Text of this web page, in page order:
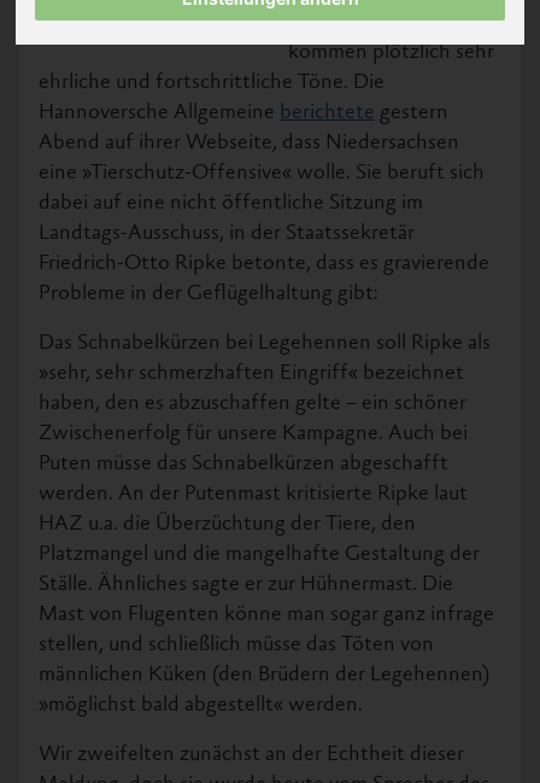
Queen« bezeichnete,
kommen plötzlich sehr
ehrliche und fortschrittliche Töne. Die
Hannoversche Allgemeine berichtete gestern
Abend auf ihrer Webseite, dass Niedersachsen
eine »Tierschutz-Offensive« wolle. Sie beruft sich
dabei auf eine nicht öffentliche Sitzung im
Landtags-Ausschuss, in der Staatssekretär
Friedrich-Otto Ripke betonte, dass es gravierende
Probleme in der Geflügelhaltung gibt:
Das Schnabelkürzen bei Legehennen soll Ripke als
»sehr, sehr schmerzhaften Eingriff« bezeichnet
haben, den es abzuschaffen gelte – ein schöner
Zwischenerfolg für unsere Kampagne. Auch bei
Puten müsse das Schnabelkürzen abgeschafft
werden. An der Putenmast kritisierte Ripke laut
HAZ u.a. die Überzüchtung der Tiere, den
Platzmangel und die mangelhafte Gestaltung der
Ställe. Ähnliches sagte er zur Hühnermast. Die
Mast von Flugenten könne man sogar ganz infrage
stellen, und schließlich müsse das Töten von
männlichen Küken (den Brüdern der Legehennen)
»möglichst bald abgestellt« werden.
Wir zweifelten zunächst an der Echtheit dieser